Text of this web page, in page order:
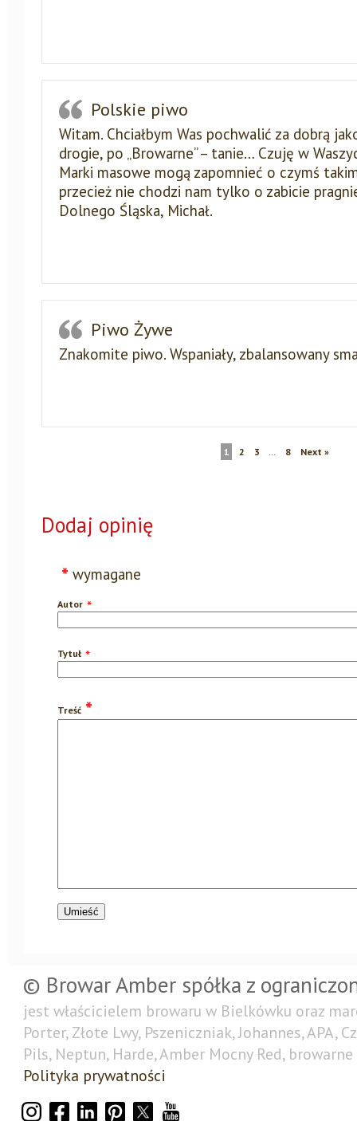
Polskie piwo
Witam. Chciałbym Was pochwalić za dobrą
drogie, po „Browarne” – tanie… Czuję w
Marki masowe mogą zapomnieć o czymś takim
przecież nie chodzi nam tylko o zabicie
Dolnego Śląska, Michał.
Piwo Żywe
Znakomite piwo. Wspaniały, zbalansowany
1 2 3 8 Next »
Dodaj opinię
wymagane
Autor
Tytuł
Treść
© Browar Amber spółka z
jest właścicielem browaru w Bielkówku oraz
Porter, Złote Lwy, Pszeniczniak, Johannes, APA,
Pils, Neptun, Harde, Amber Mocny Red,
Polityka prywatności